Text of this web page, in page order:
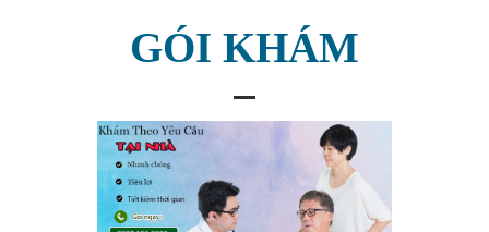
GÓI KHÁM